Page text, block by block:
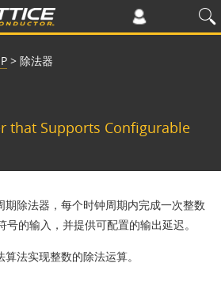
> 除法器
that Supports Configurable
期除法器，每个时钟周期内完成一次整数
的输入，并提供可配置的输出延迟。
法实现整数的除法运算。